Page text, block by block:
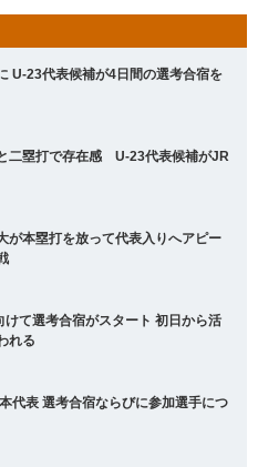
U-23代表候補が4日間の選考合宿を
二塁打で存在感 U-23代表候補がJR
が本塁打を放って代表入りへアピー
て選考合宿がスタート 初日から活
れる
代表 選考合宿ならびに参加選手につ